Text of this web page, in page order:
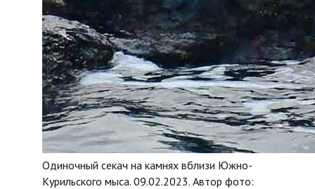
Одиночный секач на камнях вблизи Южно-
Курильского мыса. 09.02.2023. Автор фото: